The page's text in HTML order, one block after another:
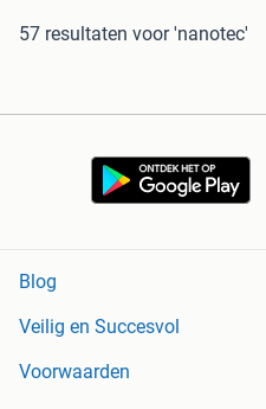
57 resultaten voor 'nanotec'
Blog
Veilig en Succesvol
Voorwaarden